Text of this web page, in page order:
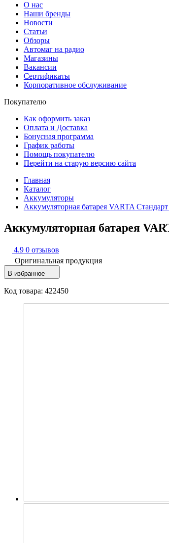
О нас
Наши бренды
Новости
Статьи
Обзоры
Автомаг на радио
Магазины
Вакансии
Сертификаты
Корпоративное обслуживание
Покупателю
Как оформить заказ
Оплата и Доставка
Бонусная программа
График работы
Помощь покупателю
Перейти на старую версию сайта
Главная
Каталог
Аккумуляторы
Аккумуляторная батарея VARTA
Аккумуляторная батарея
4.9 0 отзывов
Оригинальная продукция
В избранное
Код товара: 422450